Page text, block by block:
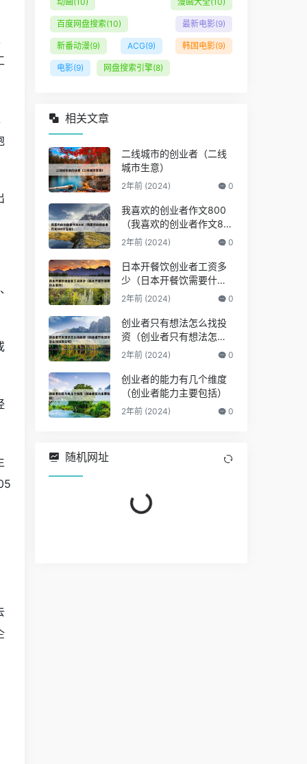
百度网盘搜索(10) 最新电影(9)
新番动漫(9) ACG(9) 韩国电影(9)
电影(9) 网盘搜索引擎(8)
相关文章
二线城市的创业者（二线
城市生意）
2年前 (2024) 0
我喜欢的创业者作文800
（我喜欢的创业者作文80
0字左右）
2年前 (2024) 0
日本开餐饮创业者工资多
少（日本开餐饮需要什么
条件）
2年前 (2024) 0
创业者只有想法怎么找投
资（创业者只有想法怎么
找投资公司）
2年前 (2024) 0
创业者的能力有几个维度
（创业者能力主要包括）
2年前 (2024) 0
Loading...
随机网址
Loading...